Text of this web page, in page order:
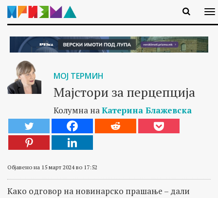
МОЈ ТЕРМИН
Мајстори за перцепција
Колумна наКатерина Блажевска
Објавено на 15 март 2024 во 17:52
Како одговор на новинарско прашање – дали